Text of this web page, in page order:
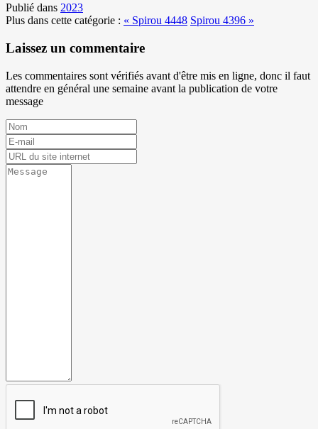
Publié dans 2023
Plus dans cette catégorie : « Spirou 4448 Spirou 4396 »
Laissez un commentaire
Les commentaires sont vérifiés avant d'être mis en ligne, donc il faut
attendre en général une semaine avant la publication de votre
message